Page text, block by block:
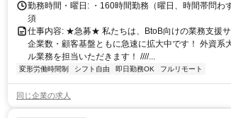
勤務時間・曜日: ・160時間勤務（曜日、時間帯問
須
仕事内容: ★急募★ 私たちは、BtoB向けの業務支援
企業数・顧客基盤ともに急速に拡大中です！ 外資系
ル業務を担当いただきます！ ////...
変形労働時間制 シフト自由 即日勤務OK フルリモート
同じ企業の求人